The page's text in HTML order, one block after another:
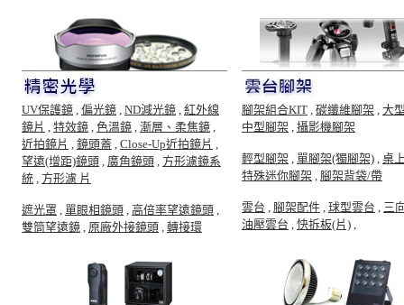
UV保護鏡 , 偏光鏡 , ND減光鏡 , 紅外線
鏡片 , 特效鏡 , 色溫鏡 , 漸層、柔焦鏡 ,
近拍鏡片 , 鏡頭蓋 , Close-Up近拍鏡片 ,
望遠(增距)鏡頭 , 廣角鏡頭 , 方形濾鏡系
統 , 方形濾 片
遮光罩 , 單眼相鏡頭 , 高倍率望遠鏡頭 ,
雙筒望遠鏡 , 原廠外接鏡頭 , 轉接環
腳架組合KIT , 碳纖維腳架 , 大
中型腳架 , 攝影機腳架
輕型腳架 , 單腳架(獨腳架) , 桌
特殊迷你腳架 , 腳架背袋/帶
雲台 , 腳架配件 , 球型雲台 , 三
油壓雲台 , 快拆板(片) ,